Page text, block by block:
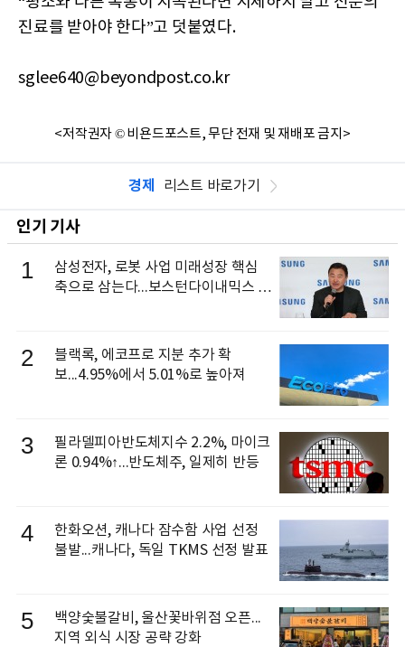
진료를 받아야 한다”고 덧붙였다.
sglee640@beyondpost.co.kr
<저작권자 © 비욘드포스트, 무단 전재 및 재배포 금지>
경제 리스트 바로가기
인기 기사
1
삼성전자, 로봇 사업 미래성장 핵심
축으로 삼는다...보스턴다이내믹스 출
2
블랙록, 에코프로 지분 추가 확
보...4.95%에서 5.01%로 높아져
3
필라델피아반도체지수 2.2%, 마이크
론 0.94%↑...반도체주, 일제히 반등
4
한화오션, 캐나다 잠수함 사업 선정
불발...캐나다, 독일 TKMS 선정 발표
5
백양숯불갈비, 울산꽃바위점 오픈...
지역 외식 시장 공략 강화